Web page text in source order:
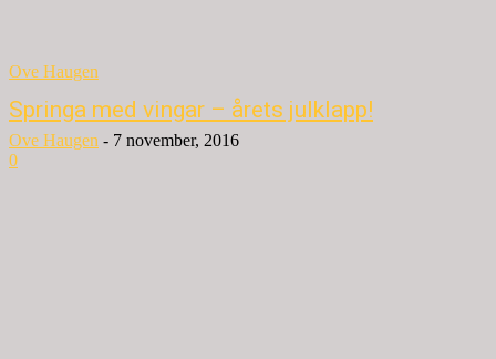
Ove Haugen
Springa med vingar – årets julklapp!
Ove Haugen - 7 november, 2016
0